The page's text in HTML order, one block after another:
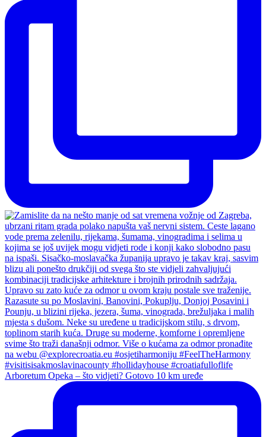
Arboretum Opeka – što vidjeti? Gotovo 10 km uređe